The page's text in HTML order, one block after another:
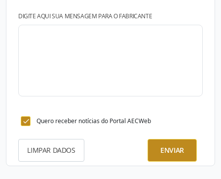
DIGITE AQUI SUA MENSAGEM PARA O FABRICANTE
Quero receber notícias do Portal AECWeb
LIMPAR DADOS ENVIAR